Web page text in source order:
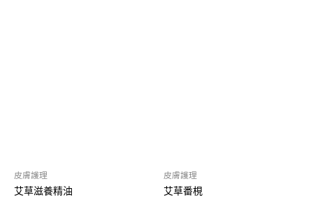
皮膚護理
艾草滋養精油
皮膚護理
艾草番梘